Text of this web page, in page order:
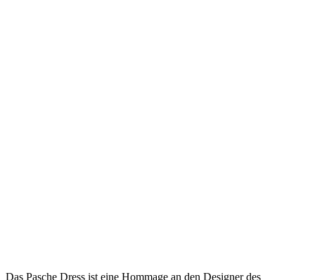
Das Pasche Dress ist eine Hommage an den Designer des